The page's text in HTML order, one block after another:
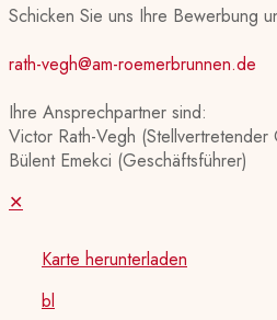
Schicken Sie uns Ihre Bewerbung
rath-vegh@am-roemerbrunnen.de
Ihre Ansprechpartner sind:
Victor Rath-Vegh (Stellvertretender
Bülent Emekci (Geschäftsführer)
✕
Karte herunterladen
bl